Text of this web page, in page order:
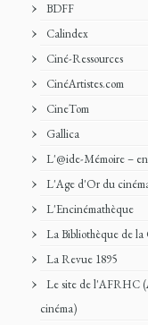
BDFF
Calindex
Ciné-Ressources
CinéArtistes.com
CineTom
Gallica
L'@ide-Mémoire –
L'Age d'Or du
L'Encinémathèque
La Bibliothèque de la
La Revue 1895
Le site de l'AFRHC
cinéma)